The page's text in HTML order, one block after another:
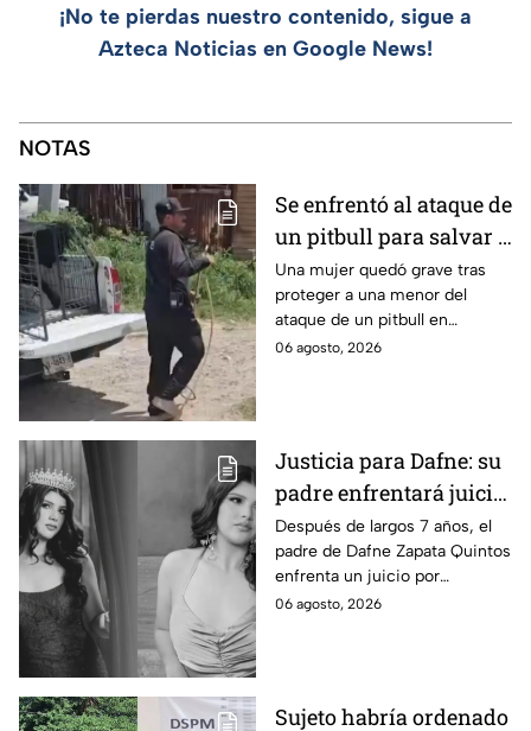
¡No te pierdas nuestro contenido, sigue a
Azteca Noticias en Google News!
NOTAS
Se enfrentó al ataque de
un pitbull para salvar a
una menor; hoy lucha
por su vida en Zapopan
Una mujer quedó grave tras
proteger a una menor del
ataque de un pitbull en
Zapopan; la víctima sufrió
06 agosto, 2026
Justicia para Dafne: su
padre enfrentará juicio
por presunto abuso
cometido en 2019 en
Tamaulipas
Después de largos 7 años, el
padre de Dafne Zapata Quintos
enfrenta un juicio por
presuntamente abusar de la
06 agosto, 2026
Sujeto habría ordenado